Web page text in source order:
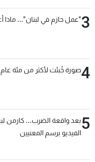
3"عمل حازم في لبنان"... ماذا
4صورة خُبئت لأكثر من مئة عام
5بعد واقعة الضرب... كارمن
الفيديو برسم المعنيين